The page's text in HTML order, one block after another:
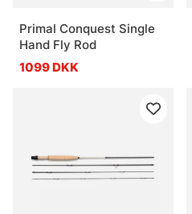
Primal Conquest Single
Hand Fly Rod
1099 DKK